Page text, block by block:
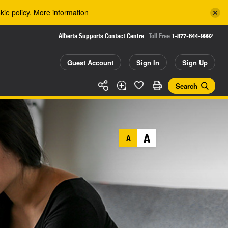
policy. More information
Alberta Supports Contact Centre Toll Free 1-877-644-9992
Guest Account Sign In Sign Up
Search
A A